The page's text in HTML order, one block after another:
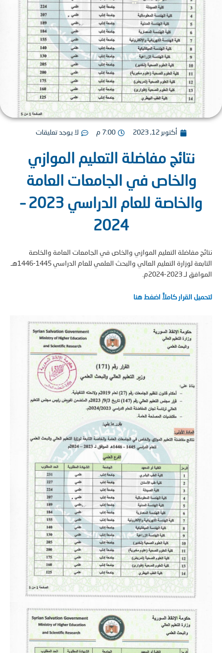
أكتوبر 12, 2023 7:00 م لا يوجد تعليقات
نتائج مفاضلة التعليم الموازي
والخاص في الجامعات العامة
والخاصة للعام الدراسي 2023 –
2024
مفاضلة التعليم الموازي والخاص في الجامعات العامة والخاصة
التابعة لوزارة التعليم العالي والبحث العلمي للعام الدراسي 1445-1446هـ
لـ 2023-2024م.
القرار كاملاً اضغط هنا